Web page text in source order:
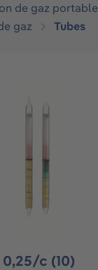
de gaz portable
gaz
Tubes
c (10)